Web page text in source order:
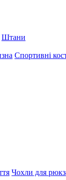
Штани
Спортивні
Чохли для